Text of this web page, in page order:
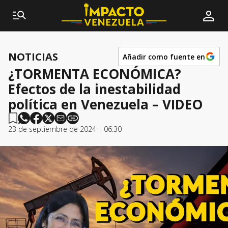
NOTICIAS Añadir como fuente en
¿TORMENTA ECONÓMICA?
Efectos de la inestabilidad
política en Venezuela – VIDEO
23 de septiembre de 2024 | 06:30